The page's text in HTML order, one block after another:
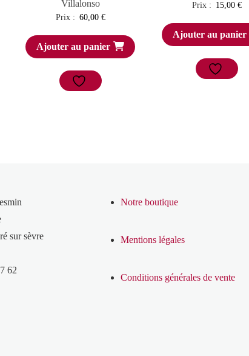
Villalonso
Prix : 60,00 €
Ajouter au panier
Prix : 15,00 €
Ajouter au panier
sur sèvre
62
Notre boutique
Mentions légales
Conditions générales de vente